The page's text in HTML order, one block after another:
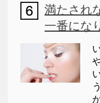
満たされ
一番にな